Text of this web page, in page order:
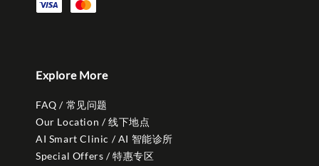
Explore More
FAQ / 常见问题
Our Location / 线下地点
AI Smart Clinic / AI 智能诊所
Special Offers / 特惠专区